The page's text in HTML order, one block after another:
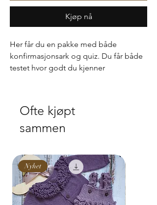
Kjøp nå
Her får du en pakke med både
konfirmasjonsark og quiz. Du får både
testet hvor godt du kjenner
Kan endre tekst på konformasjonsarket
etter dine ønsker. Etter kjøp kontakter
Ofte kjøpt
sammen
Nyhet